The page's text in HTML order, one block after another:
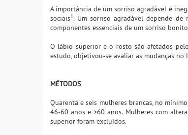
A importância de um sorriso agradável é
sociais1. Um sorriso agradável depende de
componentes essenciais de um sorriso
O lábio superior e o rosto são afetados
estudo, objetivou-se avaliar as mudanças
MÉTODOS
Quarenta e seis mulheres brancas, no
46-60 anos e >60 anos. Mulheres com
superior foram excluídos.